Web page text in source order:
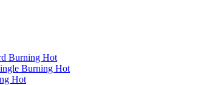
Burning Hot
Burning Hot
Hot